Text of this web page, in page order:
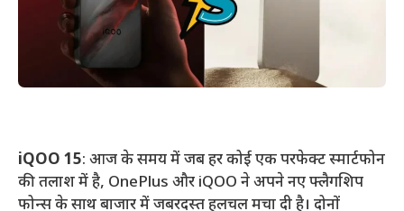
iQOO 15: आज के समय में जब हर कोई एक परफेक्ट स्मार्टफोन
की तलाश में है, OnePlus और iQOO ने अपने नए फ्लैगशिप
फोन्स के साथ बाजार में जबरदस्त हलचल मचा दी है। दोनों